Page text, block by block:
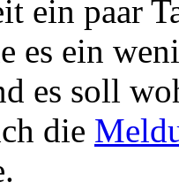
ein paar
es ein
es soll
die